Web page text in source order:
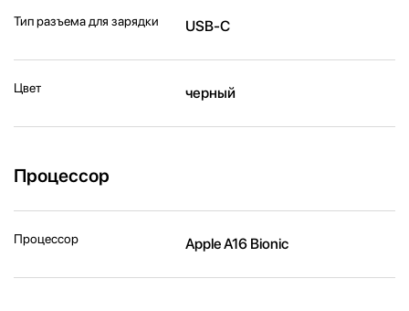
Тип разъема для зарядки USB-C
Цвет черный
Процессор
Процессор Apple A16 Bionic